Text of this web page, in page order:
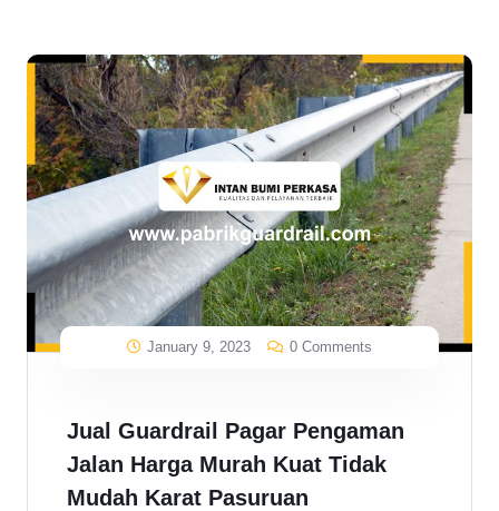
January 9, 2023 0 Comments
Jual Guardrail Pagar Pengaman
Jalan Harga Murah Kuat Tidak
Mudah Karat Pasuruan